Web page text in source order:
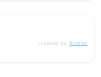
created by Rinker